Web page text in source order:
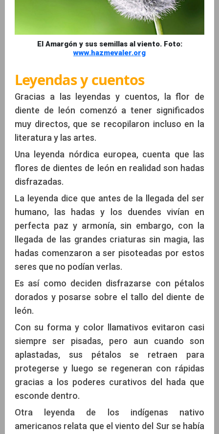
El Amargón y sus semillas al viento. Foto:
www.hazmevaler.org
Leyendas y cuentos
Gracias a las leyendas y cuentos, la flor de
diente de león comenzó a tener significados
muy directos, que se recopilaron incluso en la
literatura y las artes.
Una leyenda nórdica europea, cuenta que las
flores de dientes de león en realidad son hadas
disfrazadas.
La leyenda dice que antes de la llegada del ser
humano, las hadas y los duendes vivían en
perfecta paz y armonía, sin embargo, con la
llegada de las grandes criaturas sin magia, las
hadas comenzaron a ser pisoteadas por estos
seres que no podían verlas.
Es así como deciden disfrazarse con pétalos
dorados y posarse sobre el tallo del diente de
león.
Con su forma y color llamativos evitaron casi
siempre ser pisadas, pero aun cuando son
aplastadas, sus pétalos se retraen para
protegerse y luego se regeneran con rápidas
gracias a los poderes curativos del hada que
esconde dentro.
Otra leyenda de los indígenas nativo
americanos relata que el viento del Sur se había